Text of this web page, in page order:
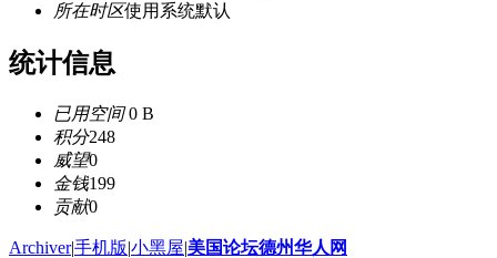
所在时区使用系统默认
统计信息
已用空间0 B
积分248
威望0
金钱199
贡献0
Archiver|手机版|小黑屋|美国论坛德州华人网